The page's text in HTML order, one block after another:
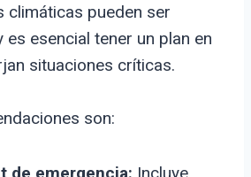
climáticas pueden ser
es esencial tener un plan en
situaciones críticas.
son: